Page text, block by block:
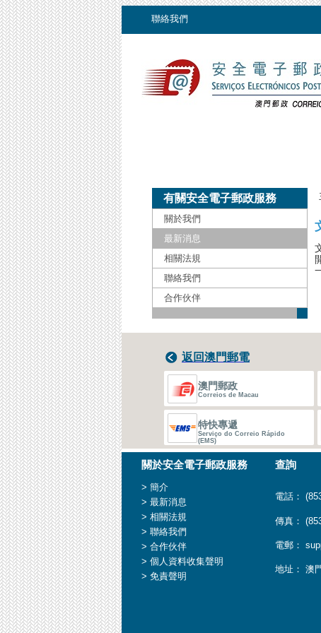
聯絡我們
服
務
安
全
電
子
郵
箱
►
郵
政
電
子
掛
號
郵
件
►
電
子
認
證
郵
戳
►
相
關
法
規
有關安全電子郵政服務
關於我們
最新消息
相關法規
聯絡我們
合作伙伴
返回澳門郵電
澳門郵政
Correios de Macau
特快專遞
Serviço do Correio Rápido
(EMS)
關於安全電子郵政服務
> 簡介
> 最新消息
> 相關法規
> 聯絡我們
> 合作伙伴
> 個人資料收集聲明
> 免責聲明
查詢
電話：
傳真：
電郵：
地址： 澳